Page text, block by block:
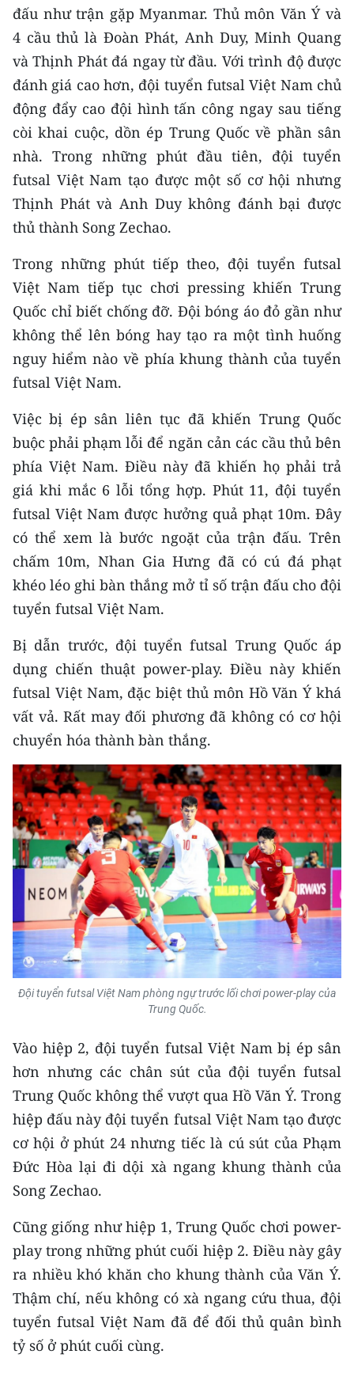
RADIO
MEDIA CENTER
E-Magazine
Video
Media Chính trị
Media Kinh tế
Media Xã hội
Media Pháp luật
Media Du lịch
Media Thế giới
Media Thể thao
Media Giáo dục
Media Y tế
Media Khoa học - Công nghệ
Media Môi trường
Ảnh
TIN MỚI
TIN ĐỊA PHƯƠNG
Trung du và miền núi phía Bắc
Đồng bằng sông Hồng
Bắc Trung Bộ
Duyên hải Nam Trung Bộ và Tây
Đông Nam Bộ
Đồng bằng sông Cửu Long
Chuyên trang Hà Nội
Chuyên trang TP. Hồ Chí Minh
CHUYÊN ĐỀ
CÁC CHUYÊN TRANG
VỀ BÁO NHÂN DÂN
NHÂN DÂN CUỐI TUẦN
NHÂN DÂN HẰNG THÁNG
MUA BÁO
ĐỌC BÁO IN
đấu như trận gặp Myanmar. Thủ môn Văn Ý và
4 cầu thủ là Đoàn Phát, Anh Duy, Minh Quang
và Thịnh Phát đá ngay từ đầu. Với trình độ được
đánh giá cao hơn, đội tuyển futsal Việt Nam chủ
động đẩy cao đội hình tấn công ngay sau tiếng
còi khai cuộc, dồn ép Trung Quốc về phần sân
nhà. Trong những phút đầu tiên, đội tuyển
futsal Việt Nam tạo được một số cơ hội nhưng
Thịnh Phát và Anh Duy không đánh bại được
thủ thành Song Zechao.
Trong những phút tiếp theo, đội tuyển futsal
Việt Nam tiếp tục chơi pressing khiến Trung
Quốc chỉ biết chống đỡ. Đội bóng áo đỏ gần như
không thể lên bóng hay tạo ra một tình huống
nguy hiểm nào về phía khung thành của tuyển
futsal Việt Nam.
Việc bị ép sân liên tục đã khiến Trung Quốc
buộc phải phạm lỗi để ngăn cản các cầu thủ bên
phía Việt Nam. Điều này đã khiến họ phải trả
giá khi mắc 6 lỗi tổng hợp. Phút 11, đội tuyển
futsal Việt Nam được hưởng quả phạt 10m. Đây
có thể xem là bước ngoặt của trận đấu. Trên
chấm 10m, Nhan Gia Hưng đã có cú đá phạt
khéo léo ghi bàn thắng mở tỉ số trận đấu cho đội
tuyển futsal Việt Nam.
Bị dẫn trước, đội tuyển futsal Trung Quốc áp
dụng chiến thuật power-play. Điều này khiến
futsal Việt Nam, đặc biệt thủ môn Hồ Văn Ý khá
vất vả. Rất may đối phương đã không có cơ hội
chuyển hóa thành bàn thắng.
Đội tuyển futsal Việt Nam phòng ngự trước lối chơi power-play của
Trung Quốc.
Vào hiệp 2, đội tuyển futsal Việt Nam bị ép sân
hơn nhưng các chân sút của đội tuyển futsal
Trung Quốc không thể vượt qua Hồ Văn Ý. Trong
hiệp đấu này đội tuyển futsal Việt Nam tạo được
cơ hội ở phút 24 nhưng tiếc là cú sút của Phạm
Đức Hòa lại đi dội xà ngang khung thành của
Song Zechao.
Cũng giống như hiệp 1, Trung Quốc chơi power-
play trong những phút cuối hiệp 2. Điều này gây
ra nhiều khó khăn cho khung thành của Văn Ý.
Thậm chí, nếu không có xà ngang cứu thua, đội
tuyển futsal Việt Nam đã để đối thủ quân bình
tỷ số ở phút cuối cùng.